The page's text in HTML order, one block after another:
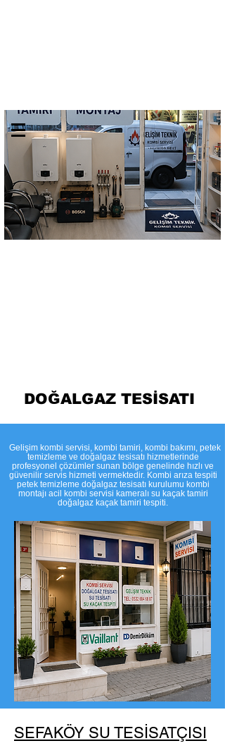
DOĞALGAZ TESİSATI
​Gelişim kombi servisi, kombi tamiri, kombi bakımı, petek
temizleme ve doğalgaz tesisatı hizmetlerinde
profesyonel çözümler sunan bölge genelinde hızlı ve
güvenilir servis hizmeti vermektedir. Kombi arıza tespiti
petek temizleme doğalgaz tesisatı kurulumu kombi
montajı acil kombi servisi kameralı su kaçak tamiri
doğalgaz kaçak tamiri tespiti.
SEFAKÖY SU TESİSATÇISI